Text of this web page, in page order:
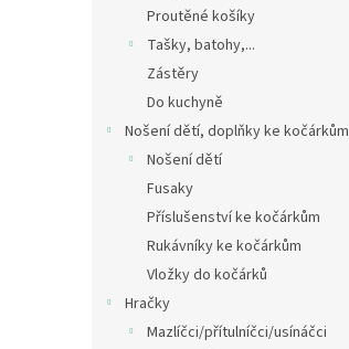
Proutěné košíky
Tašky, batohy,...
Zástěry
Do kuchyně
Nošení dětí, doplňky ke kočárkům
Nošení dětí
Fusaky
Příslušenství ke kočárkům
Rukávníky ke kočárkům
Vložky do kočárků
Hračky
Mazlíčci/přítulníčci/usínáčci